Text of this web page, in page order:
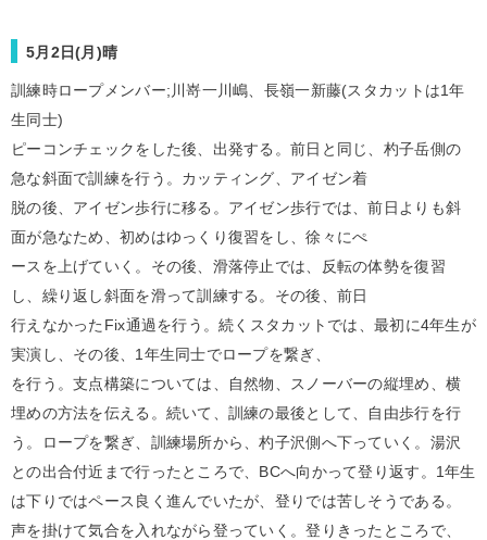
5月2日(月)晴
訓練時ロープメンバー;川嵜一川嶋、長嶺一新藤(スタカットは1年
生同士)
ピーコンチェックをした後、出発する。前日と同じ、杓子岳側の
急な斜面で訓練を行う。カッティング、アイゼン着
脱の後、アイゼン歩行に移る。アイゼン歩行では、前日よりも斜
面が急なため、初めはゆっくり復習をし、徐々にぺ
ースを上げていく。その後、滑落停止では、反転の体勢を復習
し、繰り返し斜面を滑って訓練する。その後、前日
行えなかったFix通過を行う。続くスタカットでは、最初に4年生が
実演し、その後、1年生同士でロープを繋ぎ、
を行う。支点構築については、自然物、スノーバーの縦埋め、横
埋めの方法を伝える。続いて、訓練の最後として、自由歩行を行
う。ロープを繋ぎ、訓練場所から、杓子沢側へ下っていく。湯沢
との出合付近まで行ったところで、BCへ向かって登り返す。1年生
は下りではペース良く進んでいたが、登りでは苦しそうである。
声を掛けて気合を入れながら登っていく。登りきったところで、